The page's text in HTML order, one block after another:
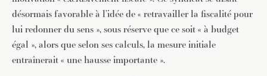
désormais favorable à l’idée de « retravailler la fiscalité pour
lui redonner du sens », sous réserve que ce soit « à budget
égal », alors que selon ses calculs, la mesure initiale
entraînerait « une hausse importante ».